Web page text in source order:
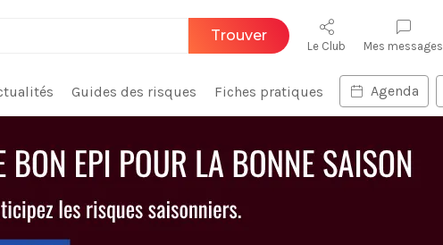
Trouver
Le Club Mes messages
Guides des risques Fiches pratiques Agenda